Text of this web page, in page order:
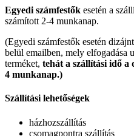
Egyedi számfestők esetén a
számított 2-4 munkanap.
(Egyedi számfestők esetén
belül emailben, mely elfogadása
terméket, tehát a szállítási idő a
4 munkanap.)
Szállítási lehetőségek
házhozszállítás
csomagpontra szállítás